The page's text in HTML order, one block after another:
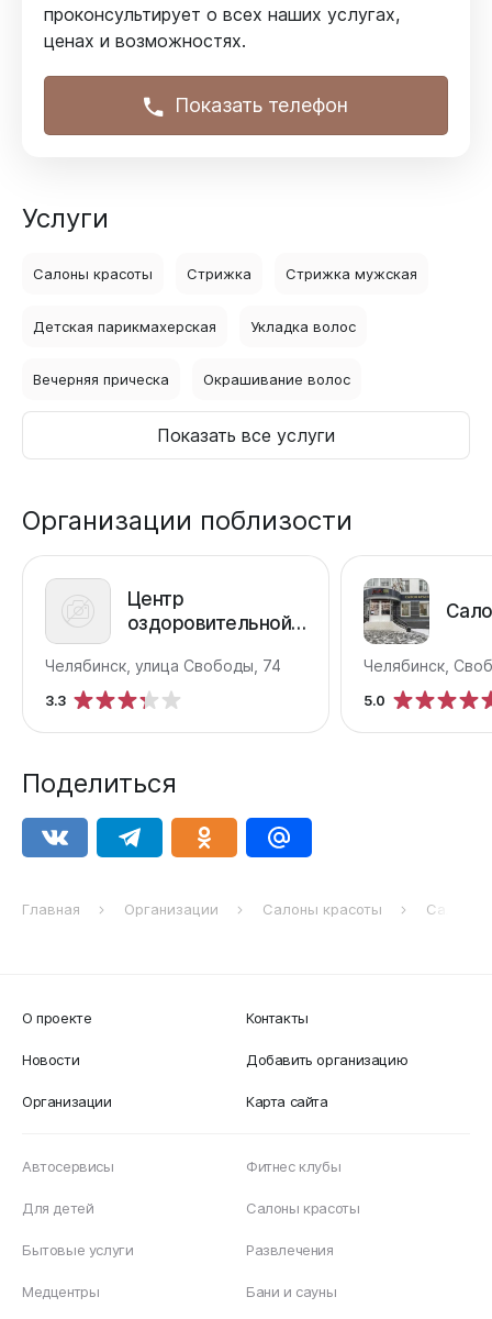
проконсультирует о всех наших услугах,
ценах и возможностях.
Показать телефон
Услуги
Салоны красоты Стрижка Стрижка мужская
Детская парикмахерская Укладка волос
Вечерняя прическа Окрашивание волос
Показать все услуги
Организации поблизости
Центр
оздоровительной
Инициатива плюс
Челябинск, улица Свободы, 74
3.3
Челябинск,
5.0
Поделиться
Главная Организации Салоны красоты Салон
О проекте
Новости
Организации
Контакты
Добавить организацию
Карта сайта
Автосервисы
Для детей
Бытовые услуги
Медцентры
Фитнес клубы
Салоны красоты
Развлечения
Бани и сауны